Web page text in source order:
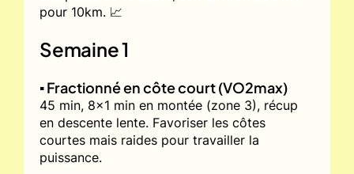
pour 10km. 📈
Semaine 1
▪️ Fractionné en côte court (VO2max)
45 min, 8x1 min en montée (zone 3), récup
en descente lente. Favoriser les côtes
courtes mais raides pour travailler la
puissance.